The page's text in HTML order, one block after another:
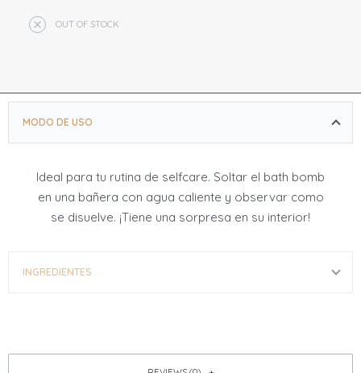
OUT OF STOCK
MODO DE USO
Ideal para tu rutina de selfcare. Soltar el bath bomb
en una bañera con agua caliente y observar como
se disuelve. ¡Tiene una sorpresa en su interior!
INGREDIENTES